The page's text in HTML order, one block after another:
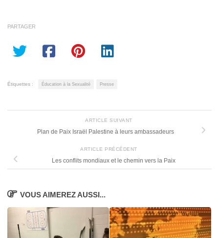
PARTAGER
Étiquettes : Éducation à la Sexualité Presse
ARTICLE SUIVANT
Plan de Paix Israël Palestine à leurs ambassadeurs
ARTICLE PRÉCÉDENT
Les conflits mondiaux et le chemin vers la Paix
VOUS AIMEREZ AUSSI...